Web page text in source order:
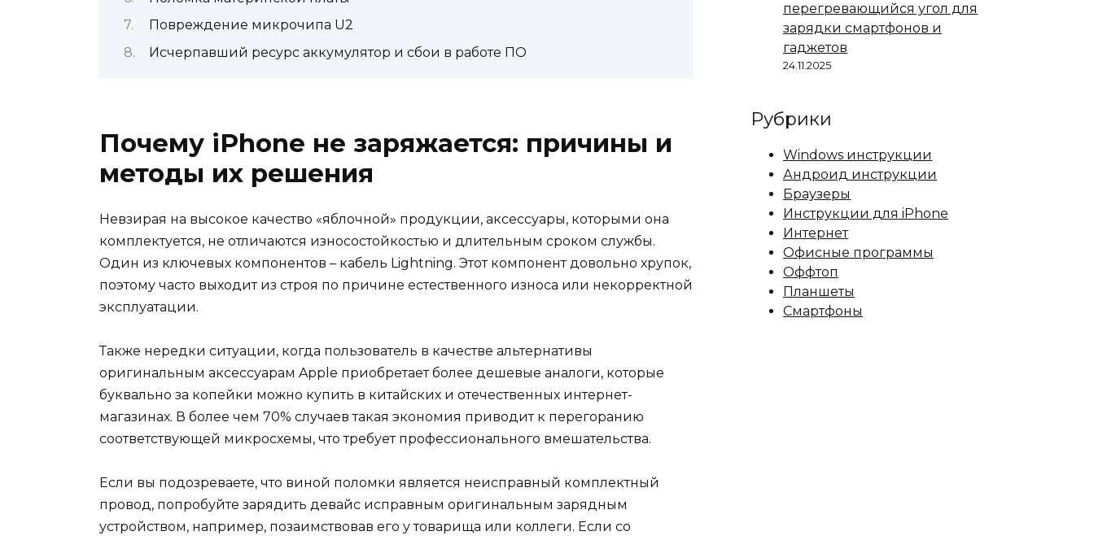
Повреждение микрочипа U2
Исчерпавший ресурс аккумулятор и сбои в работе ПО
Почему iPhone не заряжается: причины и
методы их решения
Невзирая на высокое качество «яблочной» продукции, аксессуары, которыми она
комплектуется, не отличаются износостойкостью и длительным сроком службы.
Один из ключевых компонентов – кабель Lightning. Этот компонент довольно хрупок,
поэтому часто выходит из строя по причине естественного износа или некорректной
эксплуатации.
Также нередки ситуации, когда пользователь в качестве альтернативы
оригинальным аксессуарам Apple приобретает более дешевые аналоги, которые
буквально за копейки можно купить в китайских и отечественных интернет-
магазинах. В более чем 70% случаев такая экономия приводит к перегоранию
соответствующей микросхемы, что требует профессионального вмешательства.
Если вы подозреваете, что виной поломки является неисправный комплектный
провод, попробуйте зарядить девайс исправным оригинальным зарядным
устройством, например, позаимствовав его у товарища или коллеги. Если со
перегревающийся угол для
зарядки смартфонов и
гаджетов
24.11.2025
Рубрики
Windows инструкции
Андроид инструкции
Браузеры
Инструкции для iPhone
Интернет
Офисные программы
Оффтоп
Планшеты
Смартфоны